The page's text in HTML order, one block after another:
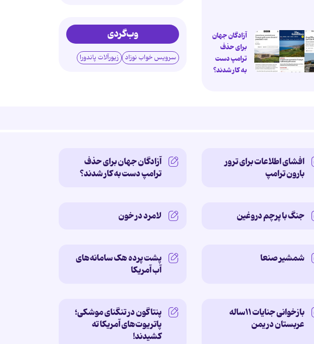
آزادگان جهان
برای حذف
ترامپ دست
به کار شدند؟
وب‌گردی
سرویس خواب نوزاد زیورآلات پاندورا
افشای اطلاعات برای ترور
بارون ترامپ
آزادگان جهان برای حذف
ترامپ دست به کار شدند؟
جنگ با پرچم دروغین لامرد در خون
شمشیر صنعا
پشت پرده‌ هک سامانه‌های
آب آمریکا
بازخوانی جنایات ۱۱ساله‌
عربستان در یمن
پنتاگون در تنگنای موشکی؛
پاتریوت‌های آمریکا ته
کشیدند!